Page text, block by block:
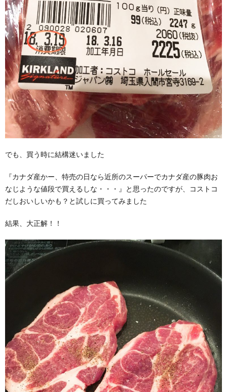
でも、買う時に結構迷いました
『カナダ産かー、特売の日なら近所のスーパーでカナダ産の豚肉お
なじような値段で買えるしな・・・』と思ったのですが、コストコ
だしおいしいかも？と試しに買ってみました
結果、大正解！！